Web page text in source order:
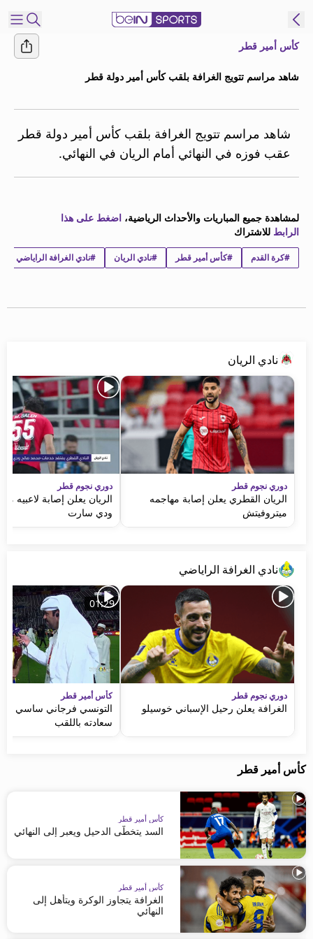
النسخة
MENA
إدارة
إلى
قائمة
النشرة
beIN CONNECT
الأسئلة الأكثر شيوعاً
دليل التلفاز
احصل على beIN
معلومات عن هذا الموقع
كأس أمير قطر
شاهد مراسم تتويج الغرافة بلقب كأس أمير دولة قطر
شاهد مراسم تتويج الغرافة بلقب كأس أمير دولة قطر
عقب فوزه في النهائي أمام الريان في النهائي.
لمشاهدة جميع المباريات والأحداث الرياضية، اضغط على هذا
الرابط للاشتراك
#كرة القدم #كأس أمير قطر #نادي الريان #نادي الغرافة الراياضي
نادي الريان
دوري نجوم قطر
الريان القطري يعلن إصابة مهاجمه
ميتروفيتش
دوري نجوم قطر
الريان يعلن إصابة لاعبيه
ودي سارت
نادي الغرافة الراياضي
دوري نجوم قطر
الغرافة يعلن رحيل الإسباني خوسيلو
01:29
كأس أمير قطر
التونسي فرجاني ساسي
سعادته باللقب
كأس أمير قطر
كأس أمير قطر
السد يتخطّى الدحيل ويعبر إلى النهائي
كأس أمير قطر
الغرافة يتجاوز الوكرة ويتأهل إلى
النهائي